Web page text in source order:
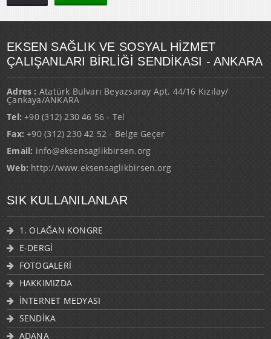
EKSEN SAĞLIK VE SOSYAL HİZMET
ÇALIŞANLARI BİRLİĞİ SENDİKASI - ANKARA
Adres : Atatürk Bulvarı Beyazsaray Apt. 44/16 Kızılay/
Çankaya/ANKARA
Tel: +90 (312) 230 46 56 - Tel
Fax: +90 (312) 230 42 52 - Belge Geçer
Email: info@eksensaglikbirsen.org
Web: http://www.eksensaglikbirsen.org
SIK KULLANILANLAR
1. OLAĞAN KONGRE
E-DERGİ
FOTOGALERİ
HAKKIMIZDA
İNTERNET MEDYASI
SENDİKA
ADANA